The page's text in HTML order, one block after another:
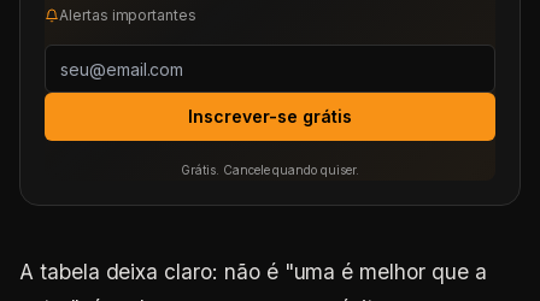
Alertas importantes
Inscrever-se grátis
Grátis. Cancele quando quiser.
A tabela deixa claro: não é "uma é melhor que a